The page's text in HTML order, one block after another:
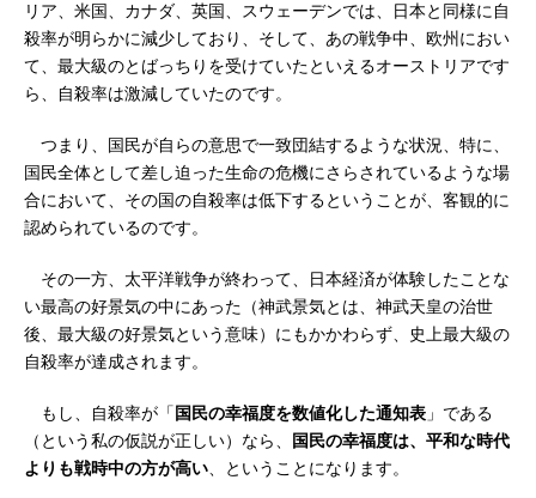
リア、米国、カナダ、英国、スウェーデンでは、日本と同様に自
殺率が明らかに減少しており、そして、あの戦争中、欧州におい
て、最大級のとばっちりを受けていたといえるオーストリアです
ら、自殺率は激減していたのです。
つまり、国民が自らの意思で一致団結するような状況、特に、
国民全体として差し迫った生命の危機にさらされているような場
合において、その国の自殺率は低下するということが、客観的に
認められているのです。
その一方、太平洋戦争が終わって、日本経済が体験したことな
い最高の好景気の中にあった（神武景気とは、神武天皇の治世
後、最大級の好景気という意味）にもかかわらず、史上最大級の
自殺率が達成されます。
もし、自殺率が「 国民の幸福度を数値化した通知表 」である
（という私の仮説が正しい）なら、
国民の幸福度は、平和な時代
よりも戦時中の方が高い 、ということになります。